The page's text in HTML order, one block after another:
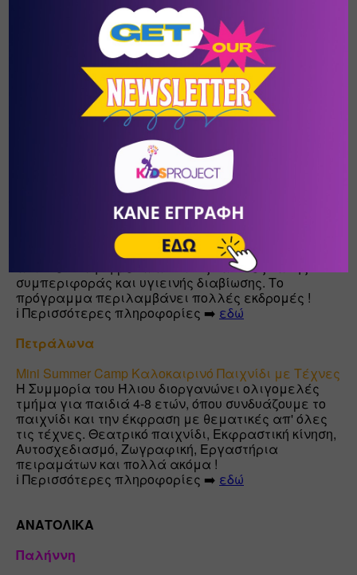
Κατασκήνωση μικρών «εφευρετών» 2020 | Μουσείο
Το Μουσείο Κοτσανά ανοίγει και πάλι τις πύλες
του και προσκαλεί τους μικρούς του «εφευρέτες»
στην πιο δροσερή καλοκαιρινή κατασκήνωση της
🔖 Το Summer Camp του Μουσείου Κοτσανά
προσφέρει έκπτωση αποκλειστικά για τους
αναγνώστες του kidsproject.gr
ℹ️ Περισσότερες πληροφορίες ➡️
εδώ
Αμπελόκηποι - Ζωγράφου
ATHENS DAY CAMP
Με τα ομαδικά παιχνίδια και τις ατομικές
δραστηριότητες δίνουμε στα παιδιά την ευκαιρία
να κοινωνικοποιηθούν και να αποκτήσουν
αυτοπεποίθηση μέσα από τους κανόνες καλής
συμπεριφοράς και υγιεινής διαβίωσης. Το
πρόγραμμα περιλαμβάνει πολλές εκδρομές !
ℹ️ Περισσότερες πληροφορίες ➡️ εδώ
Πετράλωνα
Mini Summer Camp Καλοκαιρινό Παιχνίδι με Τέχνες
Η Συμμορία του Ήλιου διοργανώνει ολιγομελές
τμήμα για παιδιά 4-8 ετών, όπου συνδυάζουμε το
παιχνίδι και την έκφραση με θεματικές απ' όλες
τις τέχνες. Θεατρικό παιχνίδι, Εκφραστική κίνηση,
Αυτοσχεδιασμό, Ζωγραφική, Εργαστήρια
πειραμάτων και πολλά ακόμα !
ℹ️ Περισσότερες πληροφορίες ➡️ εδώ
ΑΝΑΤΟΛΙΚΑ
Παλήννη